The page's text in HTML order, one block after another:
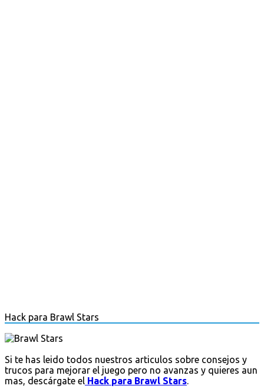
Hack para Brawl Stars
Si te has leido todos nuestros articulos sobre consejos y
trucos para mejorar el juego pero no avanzas y quieres aun
mas, descárgate el Hack para Brawl Stars.